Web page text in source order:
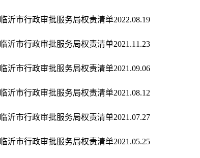
临沂市行政审批服务局权责清单2022.08.19
临沂市行政审批服务局权责清单2021.11.23
临沂市行政审批服务局权责清单2021.09.06
临沂市行政审批服务局权责清单2021.08.12
临沂市行政审批服务局权责清单2021.07.27
临沂市行政审批服务局权责清单2021.05.25